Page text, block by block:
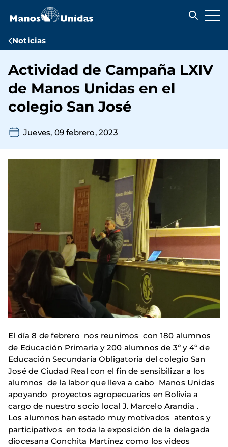
contenido
Ruta
navegación
Noticias
Actividad de Campaña LXIV
de Manos Unidas en el
colegio San José
Jueves, 09 febrero, 2023
El día 8 de febrero nos reunimos con 180 alumnos
de Educación Primaria y 200 alumnos de 3º y 4º de
Educación Secundaria Obligatoria del colegio San
José de Ciudad Real con el fin de sensibilizar a los
alumnos de la labor que lleva a cabo Manos Unidas
apoyando proyectos agropecuarios en Bolivia a
cargo de nuestro socio local J. Marcelo Arandia .
Los alumnos han estado muy motivados atentos y
participativos en toda la exposición de la delagada
diocesana Conchita Martínez como los videos